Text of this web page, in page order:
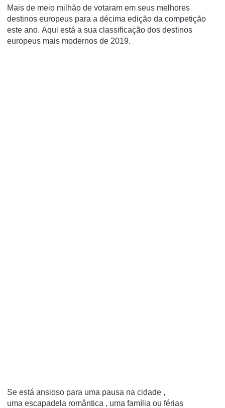
Mais de meio milhão de votaram em seus melhores
destinos europeus para a décima edição da competição
este ano. Aqui está a sua classificação dos destinos
europeus mais modernos de 2019.
Se está ansioso para uma pausa na cidade ,
uma escapadela romântica , uma família ou férias